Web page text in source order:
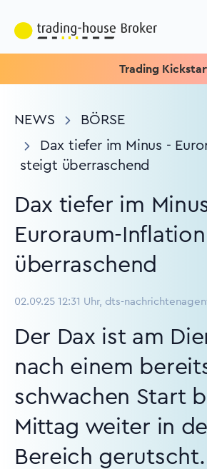
Trading Kickstart:
NEWS
BÖRSE
Dax tiefer im Minus -
steigt überraschend
Dax tiefer im
Euroraum-
überraschend
02.09.25 12:31 Uhr, dts-
Der Dax ist am
nach einem
schwachen Start
Mittag weiter in
Bereich gerutscht.